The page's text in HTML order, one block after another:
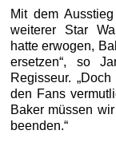
Mit dem
weiterer Star
hatte erwogen,
ersetzen“, so
Regisseur.
den Fans
Baker müssen
beenden.“